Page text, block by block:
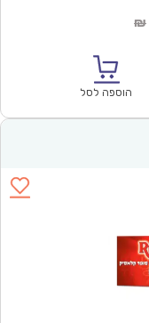
₪
הוספה לסל